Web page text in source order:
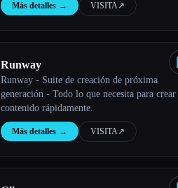
Más detalles → VISITA↗︎
Runway
Runway - Suite de creación de próxima
generación - Todo lo que necesita para crear
contenido rápidamente.
Más detalles → VISITA↗︎